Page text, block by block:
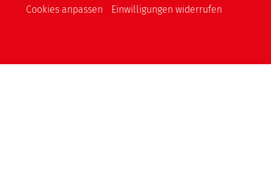
Cookies anpassen
Einwilligungen widerrufen